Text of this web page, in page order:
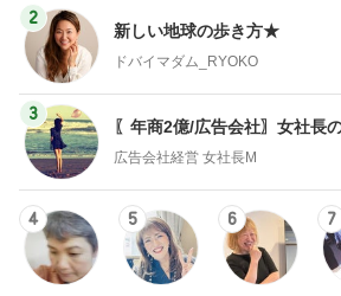
2
新しい地球の歩き方★
ドバイマダム_RYOKO
3
〖年商2億/広告会社〗女社長
広告会社経営 女社長M
4 5 6 7